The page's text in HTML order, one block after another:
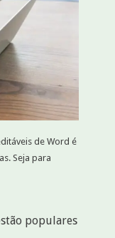
de Word é
Seja para
populares